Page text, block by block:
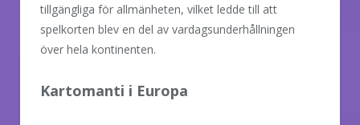
tillgängliga för allmänheten, vilket ledde till att
spelkorten blev en del av vardagsunderhållningen
över hela kontinenten.
Kartomanti i Europa